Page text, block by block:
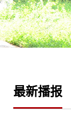
最新播报